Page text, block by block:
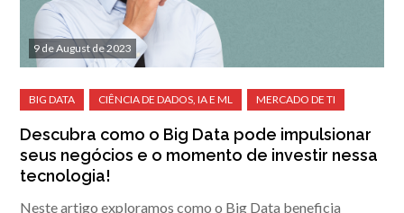
9 de August de 2023
Descubra como o Big Data pode impulsionar
seus negócios e o momento de investir nessa
tecnologia!
Neste artigo exploramos como o Big Data beneficia